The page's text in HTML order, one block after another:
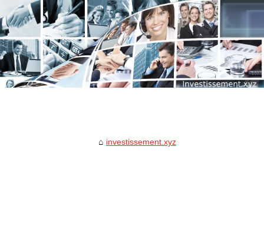
investissement.xyz